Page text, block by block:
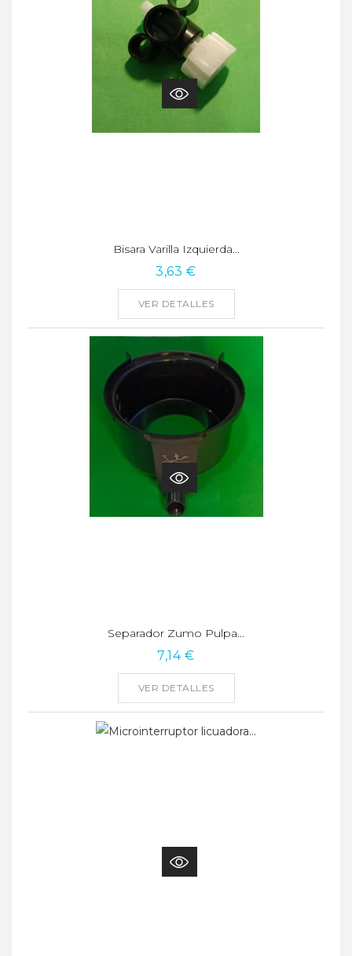
Bisara Varilla Izquierda...
3,63 €
VER DETALLES
Separador Zumo Pulpa...
7,14 €
VER DETALLES